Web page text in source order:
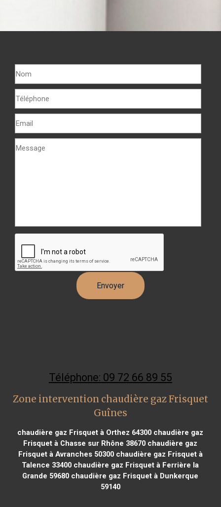
Téléphone: 09 72 66 89 55
Zone intervention chaudière gaz Frisquet
Guînes
chaudière gaz Frisquet à Orthez 64300 chaudière gaz
Frisquet à Chasse sur Rhône 38670 chaudière gaz
Frisquet à Avranches 50300chaudière gaz Frisquet à
Talence 33400 chaudière gaz Frisquet à Ferrière la
Grande 59680 chaudière gaz Frisquet à Dunkerque
59140